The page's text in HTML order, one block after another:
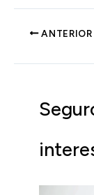
ANTERIOR